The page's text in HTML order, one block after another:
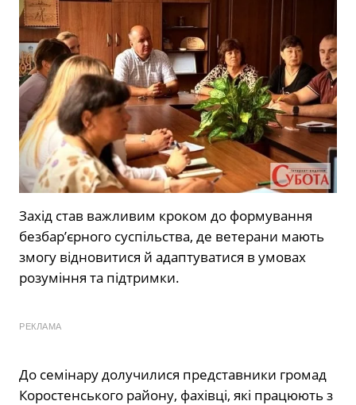
Захід став важливим кроком до формування
безбар’єрного суспільства, де ветерани мають
змогу відновитися й адаптуватися в умовах
розуміння та підтримки.
РЕКЛАМА
До семінару долучилися представники громад
Коростенського району, фахівці, які працюють з